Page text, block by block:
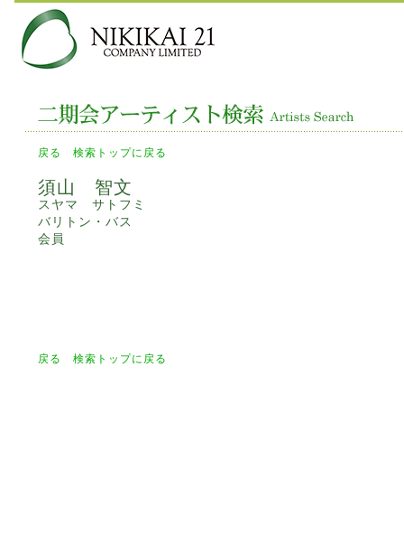
戻る 検索トップに戻る
須山 智文
スヤマ サトフミ
バリトン・バス
会員
戻る 検索トップに戻る